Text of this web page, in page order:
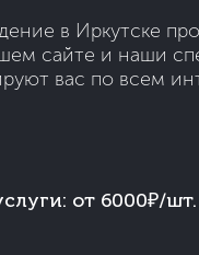
в Иркутске
сайте и наши
вас по всем
от 6000₽/шт.